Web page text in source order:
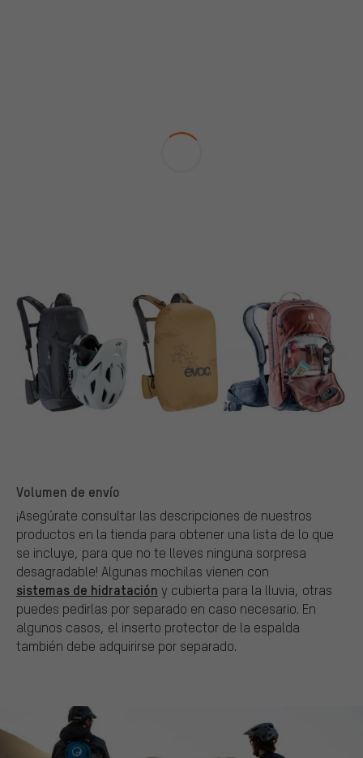
Volumen de envío
¡Asegúrate consultar las descripciones de nuestros
productos en la tienda para obtener una lista de lo que
se incluye, para que no te lleves ninguna sorpresa
desagradable! Algunas mochilas vienen con
sistemas de hidratación y cubierta para la lluvia, otras
puedes pedirlas por separado en caso necesario. En
algunos casos, el inserto protector de la espalda
también debe adquirirse por separado.